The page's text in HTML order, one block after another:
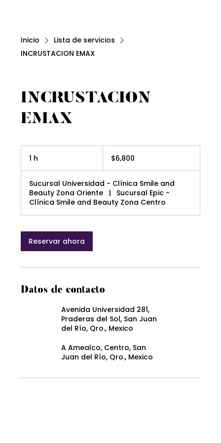
Inicio
Lista de servicios
INCRUSTACION EMAX
INCRUSTACION
EMAX
1 h
mexicanos
$6,800
Sucursal Universidad - Clínica Smile and
Beauty Zona Oriente
|
Sucursal Epic -
Clínica Smile and Beauty Zona Centro
Reservar ahora
Datos de contacto
Avenida Universidad 281,
Praderas del Sol, San Juan
del Río, Qro., Mexico
A Amealco, Centro, San
Juan del Río, Qro., Mexico